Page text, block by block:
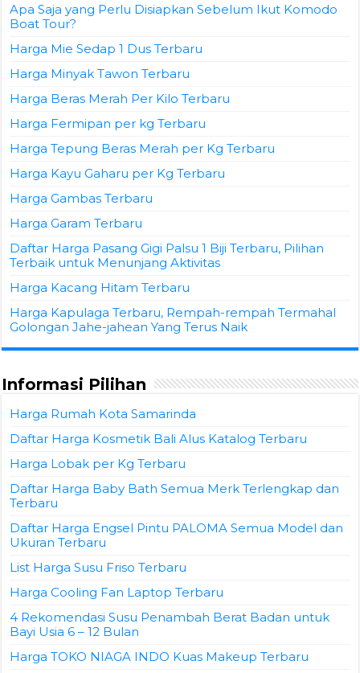
Apa Saja yang Perlu Disiapkan Sebelum Ikut Komodo
Boat Tour?
Harga Mie Sedap 1 Dus Terbaru
Harga Minyak Tawon Terbaru
Harga Beras Merah Per Kilo Terbaru
Harga Fermipan per kg Terbaru
Harga Tepung Beras Merah per Kg Terbaru
Harga Kayu Gaharu per Kg Terbaru
Harga Gambas Terbaru
Harga Garam Terbaru
Daftar Harga Pasang Gigi Palsu 1 Biji Terbaru, Pilihan
Terbaik untuk Menunjang Aktivitas
Harga Kacang Hitam Terbaru
Harga Kapulaga Terbaru, Rempah-rempah Termahal
Golongan Jahe-jahean Yang Terus Naik
Informasi Pilihan
Harga Rumah Kota Samarinda
Daftar Harga Kosmetik Bali Alus Katalog Terbaru
Harga Lobak per Kg Terbaru
Daftar Harga Baby Bath Semua Merk Terlengkap dan
Terbaru
Daftar Harga Engsel Pintu PALOMA Semua Model dan
Ukuran Terbaru
List Harga Susu Friso Terbaru
Harga Cooling Fan Laptop Terbaru
4 Rekomendasi Susu Penambah Berat Badan untuk
Bayi Usia 6 – 12 Bulan
Harga TOKO NIAGA INDO Kuas Makeup Terbaru